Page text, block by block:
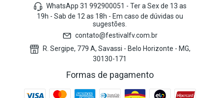
WhatsApp 31 992900051 - Ter a Sex de 13 as
19h - Sab de 12 as 18h - Em caso de dúvidas ou
sugestões.
contato@festivalfv.com.br
R. Sergipe, 779 A, Savassi - Belo Horizonte - MG,
30130-171
Formas de pagamento